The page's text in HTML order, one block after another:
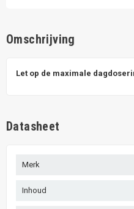
Omschrijving
Let op de maximale
Datasheet
Merk
Inhoud